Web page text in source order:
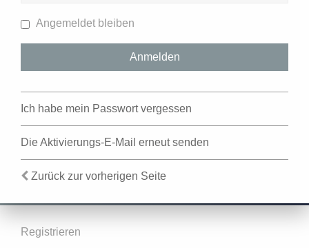
Angemeldet bleiben
Ich habe mein Passwort vergessen
Die Aktivierungs-E-Mail erneut senden
Zurück zur vorherigen Seite
Registrieren